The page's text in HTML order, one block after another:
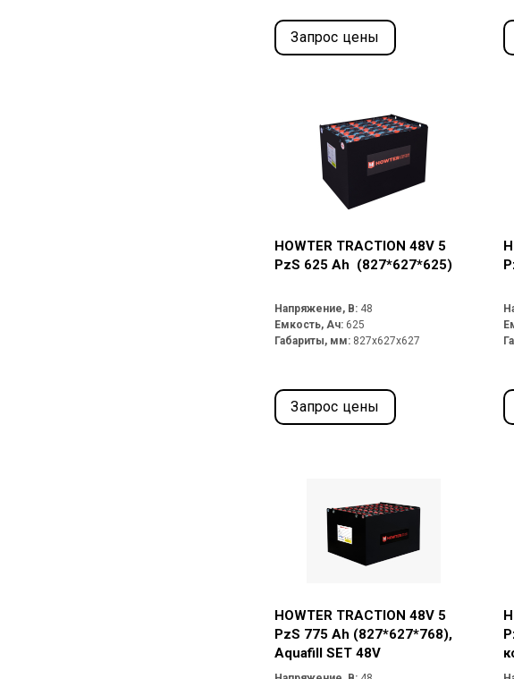
Запрос цены
HOWTER TRACTION 48V 5
PzS 625 Ah (827*627*625)
Напряжение, В: 48
Емкость, Ач: 625
Габариты, мм: 827x627x627
Запрос цены
HOWTER TRACTION 48V 5
PzS 775 Ah (827*627*768),
Aquafill SET 48V